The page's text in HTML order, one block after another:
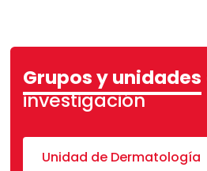
Grupos y unidades
investigación
Unidad de Dermatología